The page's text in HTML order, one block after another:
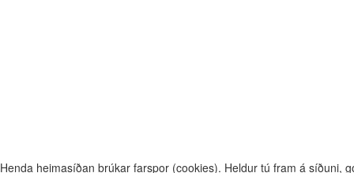
Henda heimasíðan brúkar farspor (cookies). Heldur tú fram á síðuni,